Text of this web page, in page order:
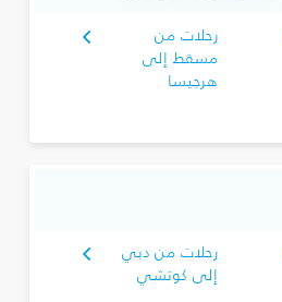
رحلات من
مسقط إلى
هرجيسا
رحلات من دبي
إلى كوتشي